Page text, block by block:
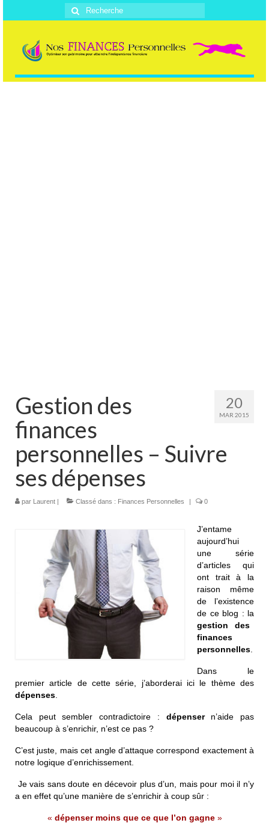
Rechercher
:
20
MAR 2015
Gestion des
finances
personnelles – Suivre
ses dépenses
par Laurent | Classé dans : Finances Personnelles | 0
J’entame
aujourd’hui
une série
d’articles qui
ont trait à la
raison même
de l’existence
de ce blog : la
gestion des
finances
personnelles
Dans le
premier article de cette série, j’aborderai ici le thème des
dépenses
Cela peut sembler contradictoire : dépensern’aide pas
beaucoup à s’enrichir, n’est ce pas ?
C’est juste, mais cet angle d’attaque correspond exactement à
notre logique d’enrichissement.
Je vais sans doute en décevoir plus d’un, mais pour moi il n’y
a en effet qu’une manière de s’enrichir à coup sûr :
« dépenser moins que ce que l’on gagne»